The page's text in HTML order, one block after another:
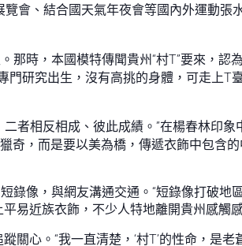
覽會、結合國天氣年夜會等國內外運動
那時，本國模特傳聞貴州“村T”要來，
門研究出生，沒有高挑的身體，可走上T
者相反相成、彼此成績。”在楊春林印
奇，而是要以美為橋，傳遞衣飾中包含
錄像，與網友溝通交通。“短錄像打破
易近族衣飾，不少人特地離開貴州感觸
關心。“我一直清楚，‘村T’的性命，